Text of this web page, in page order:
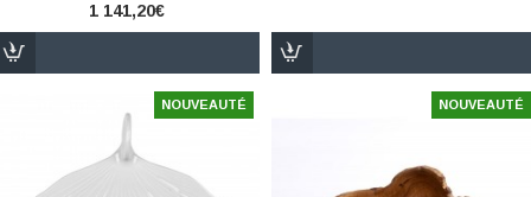
1 141,20€
NOUVEAUTÉ NOUVEAUTÉ